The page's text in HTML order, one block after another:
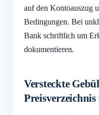
auf den Kontoauszug
Bedingungen. Bei
Bank schriftlich um
dokumentieren.
Versteckte